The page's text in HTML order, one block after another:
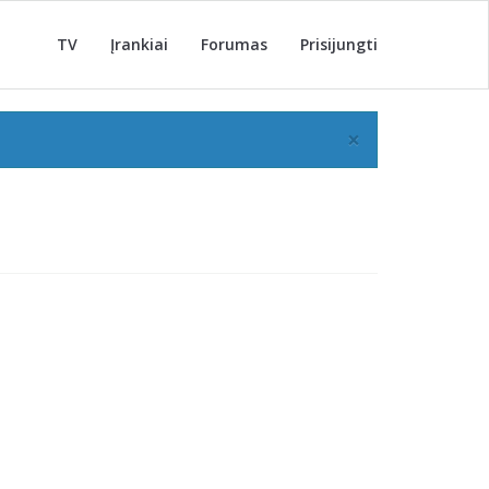
TV Įrankiai Forumas Prisijungti
×